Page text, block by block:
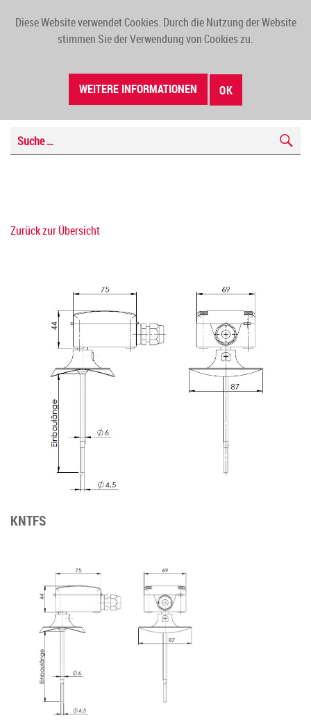
Diese Website verwendet Cookies. Durch die Nutzung der Website
stimmen Sie der Verwendung von Cookies zu.
WEITERE INFORMATIONEN OK
Zurück zur Übersicht
KNTFS